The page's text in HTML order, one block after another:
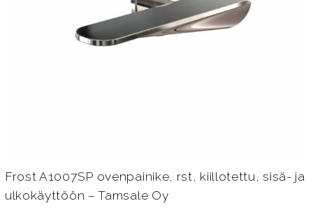
Frost A1007SP ovenpainike, rst, kiillotettu, sisä- ja
ulkokäyttöön – Tamsale Oy